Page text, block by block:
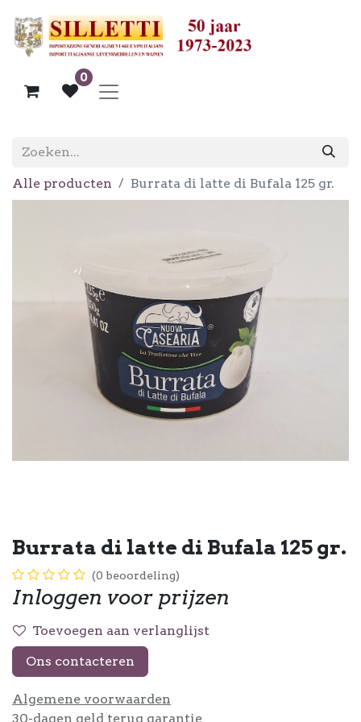
0
Alle producten Burrata di latte di Bufala 125 gr.
Burrata di latte di Bufala 125 gr.
(0 beoordeling)
Inloggen voor prijzen
Toevoegen aan verlanglijst
Ons contacteren
Algemene voorwaarden
30-dagen geld terug garantie